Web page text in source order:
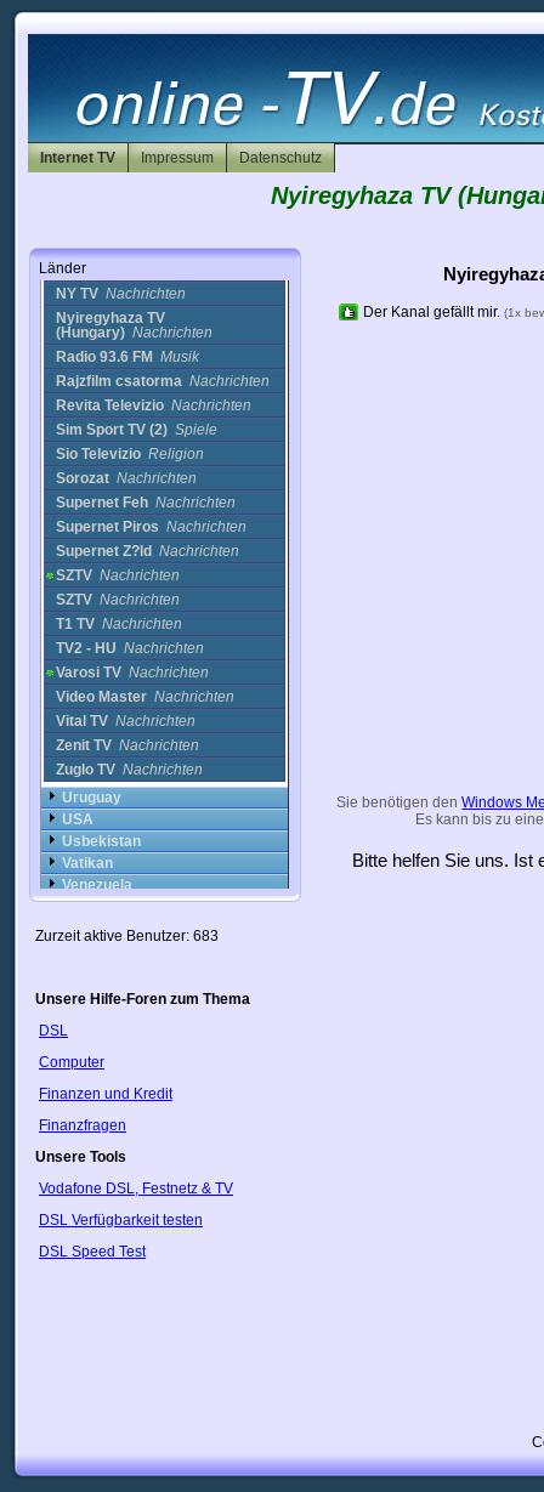
Internet TV Impressum Datenschutz
Nyiregyhaza TV
Länder
Nachrichten
Info 24 Nachrichten
Info24 TV
Nachrichten
M1 Hungary Nachrichten
M1 TV Sport
Mellita TV Nachrichten
Minimax TV
NY TV Nachrichten
Nyiregyhaza TV
(Hungary) Nachrichten
Radio 93.6 FM
Musik
Rajzfilm csatorma Nachrichten
Revita Televizio Nachrichten
Sim Sport TV (2) Spiele
Sio Televizio Religion
Sorozat Nachrichten
Supernet Feh Nachrichten
Supernet Piros Nachrichten
Supernet Z?ld
Nachrichten
SZTV Nachrichten
SZTV Nachrichten
T1 TV Nachrichten
TV2 - HU Nachrichten
Varosi TV Nachrichten
Video Master Nachrichten
Vital TV Nachrichten
Zenit TV Nachrichten
Zuglo TV Nachrichten
Uruguay
USA
Usbekistan
Vatikan
Venezuela
VietNam
Weißrussland
Österreich
Der Kanal gefällt mir. (1x
Sie benötigen denWindows
Es kann bis zu
Bitte helfen Sie uns.
Zurzeit aktive Benutzer: 683
Unsere Hilfe-Foren zum Thema
DSL
Computer
Finanzen und Kredit
Finanzfragen
Unsere Tools
Vodafone DSL, Festnetz & TV
DSL Verfügbarkeit testen
DSL Speed Test